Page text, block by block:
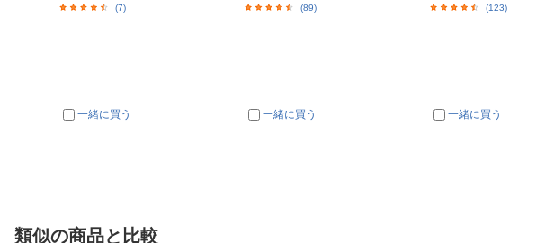
(7)
一緒に買う
(89)
一緒に買う
(123)
一緒に買う
類似の商品と比較